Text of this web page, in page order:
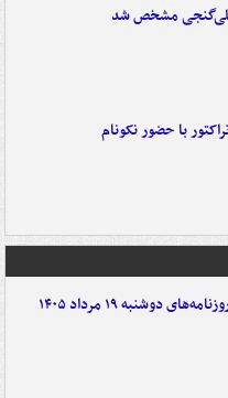
مشخص شد
با حضور نکونام
دوشنبه ۱۹ مرداد ۱۴۰۵